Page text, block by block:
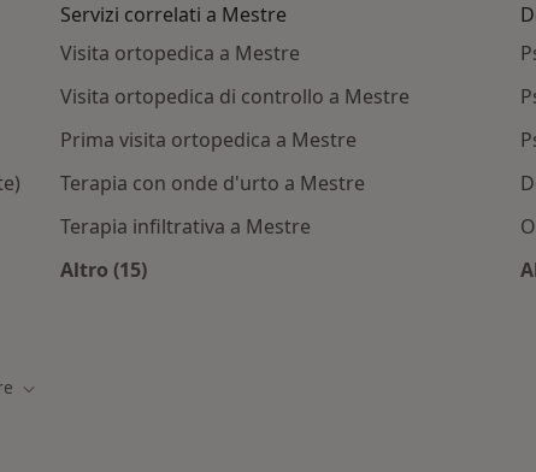
Servizi correlati a Mestre
Visita ortopedica a Mestre
Visita ortopedica di controllo a Mestre
Prima visita ortopedica a Mestre
Terapia con onde d'urto a Mestre
Terapia infiltrativa a Mestre
Altro (15)
Cambia città